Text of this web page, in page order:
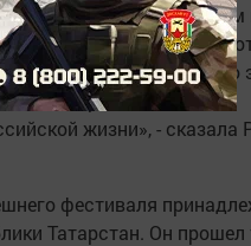
мы с семьей
очень много проблем,
Но я думаю, что
что народ там готов к
жизни», - сказала
фестиваля
Татарстан. Он прошел